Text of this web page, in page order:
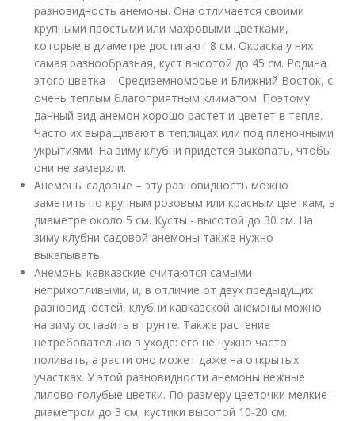
разновидность анемоны. Она отличается своими
крупными простыми или махровыми цветками,
которые в диаметре достигают 8 см. Окраска у них
самая разнообразная, куст высотой до 45 см. Родина
этого цветка – Средиземноморье и Ближний Восток, с
очень теплым благоприятным климатом. Поэтому
данный вид анемон хорошо растет и цветет в тепле.
Часто их выращивают в теплицах или под пленочными
укрытиями. На зиму клубни придется выкопать, чтобы
они не замерзли.
Анемоны садовые – эту разновидность можно
заметить по крупным розовым или красным цветкам, в
диаметре около 5 см. Кусты - высотой до 30 см. На
зиму клубни садовой анемоны также нужно
выкапывать.
Анемоны кавказские считаются самыми
неприхотливыми, и, в отличие от двух предыдущих
разновидностей, клубни кавказской анемоны можно
на зиму оставить в грунте. Также растение
нетребовательно в уходе: его не нужно часто
поливать, а расти оно может даже на открытых
участках. У этой разновидности анемоны нежные
лилово-голубые цветки. По размеру цветочки мелкие –
диаметром до 3 см, кустики высотой 10-20 см.